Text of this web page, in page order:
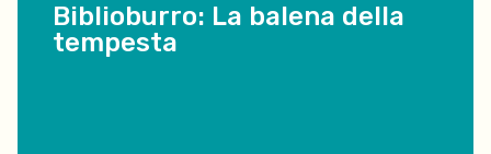
Biblioburro: La balena della
tempesta